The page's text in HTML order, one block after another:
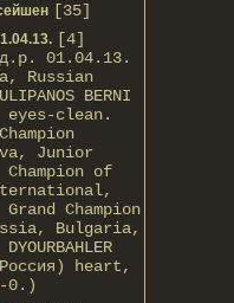
[35]
[4]
д.р. 01.04.13.
Russian
BERNI
eyes-clean.
Junior
of
Champion
Bulgaria,
heart,
0.)